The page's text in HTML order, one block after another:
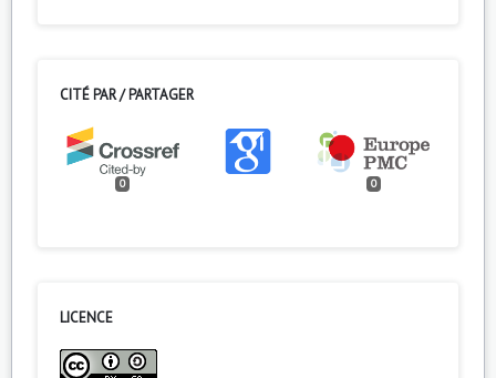
CITÉ PAR / PARTAGER
0 0
LICENCE